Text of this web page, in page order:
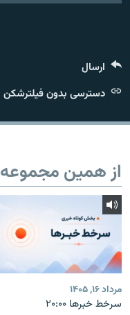
ارسال
دسترسی بدون فیلترشکن
از همین مجموعه
مرداد ۱۶, ۱۴۰۵
سرخط خبرها ۲۰:۰۰